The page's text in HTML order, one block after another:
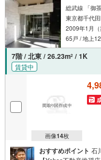
総武線 「御
東京都千代
2009年1月（
65戸 / 地上
7階 / 北東 / 26.23m2 / 1K
賃貸中
画像14枚
おすすめポイント 石